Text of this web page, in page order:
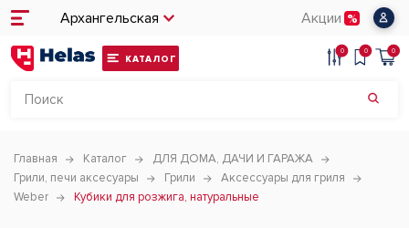
Архангельская Акции
КАТАЛОГ
0 0 0
Главная Каталог
ДЛЯ ДОМА, ДАЧИ И ГАРАЖА
Грили, печи аксесуары
Грили
Аксессуары для гриля
Weber
Кубики для розжига, натуральные